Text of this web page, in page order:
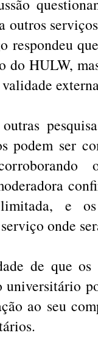
outros
respondeu
do HULW,
podem ser
e os
onde
de que
universitário
ao seu